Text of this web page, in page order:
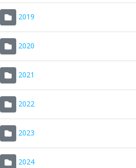
2019
2020
2021
2022
2023
2024